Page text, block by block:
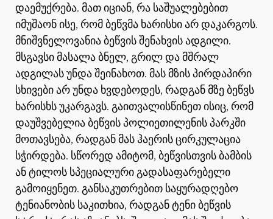
დაემუქრება. მათ იციან, რა საშუალებებით
იმუშაონ ისე, რომ ბეწვმა ხარისხი არ დაკარგოს.
მნიშვნელოვანია ბეწვის შენახვის ადგილი.
მსგავსი მასალა ბნელ, გრილ და მშრალ
ადგილას უნდა შეინახოთ. მას მზის პირდაპირი
სხივები არ უნდა ხვდებოდეს, რადგან მზე ბეწვს
ხარისხს უკარგავს. გაითვალისწინეთ ისიც, რომ
დაუშვებელია ბეწვის პოლიეთილენის პარკში
მოთავსება, რადგან მას ჰაერის ცირკულაცია
სჭირდება. სწორედ ამიტომ, ბეწვისთვის ბამბის
ან ტილოს სპეციალური გადასაფარებელი
გამოიყენეთ. განსაკუთრებით საყურადღებო
ტენიანობის საკითხია, რადგან ტენი ბეწვის